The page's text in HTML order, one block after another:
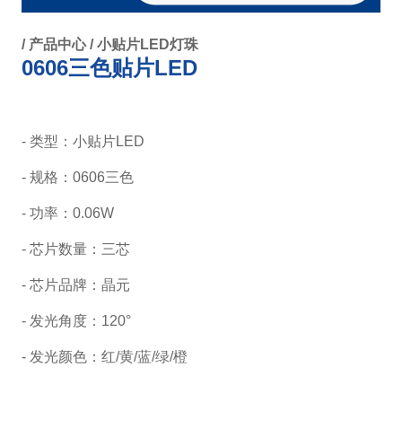
/ 产品中心/小贴片LED灯珠
0606三色贴片LED
- 类型：小贴片LED
- 规格： 0606三色
- 功率：0.06W
- 芯片数量：三芯
- 芯片品牌：晶元
- 发光角度：120°
- 发光颜色：红/黄/蓝/绿/橙